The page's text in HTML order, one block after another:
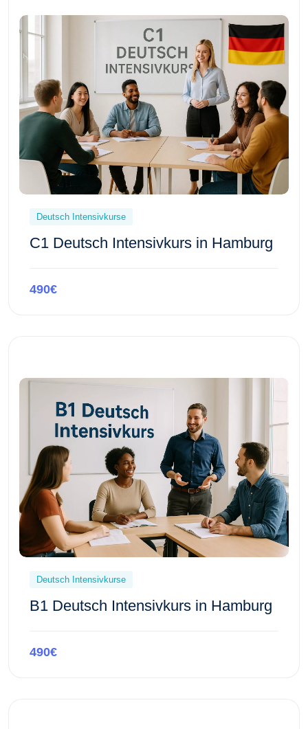
Deutsch Intensivkurse
C1 Deutsch Intensivkurs in Hamburg
490€
Deutsch Intensivkurse
B1 Deutsch Intensivkurs in Hamburg
490€